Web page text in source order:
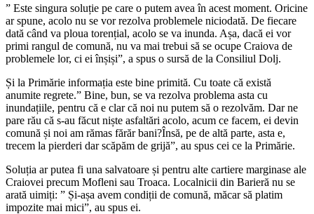
” Este singura soluție pe care o putem avea în acest moment. Oricine
ar spune, acolo nu se vor rezolva problemele niciodată. De fiecare
dată când va ploua torențial, acolo se va inunda. Așa, dacă ei vor
primi rangul de comună, nu va mai trebui să se ocupe Craiova de
problemele lor, ci ei înșiși”, a spus o sursă de la Consiliul Dolj.
Și la Primărie informația este bine primită. Cu toate că există
anumite regrete.” Bine, bun, se va rezolva problema asta cu
inundațiile, pentru că e clar că noi nu putem să o rezolvăm. Dar ne
pare rău că s-au făcut niște asfaltări acolo, acum ce facem, ei devin
comună și noi am rămas fărăr bani?Însă, pe de altă parte, asta e,
trecem la pierderi dar scăpăm de grijă”, au spus cei ce la Primărie.
Soluția ar putea fi una salvatoare și pentru alte cartiere marginase ale
Craiovei precum Mofleni sau Troaca. Localnicii din Barieră nu se
arată uimiți: ” Și-așa avem condiții de comună, măcar să platim
impozite mai mici”, au spus ei.